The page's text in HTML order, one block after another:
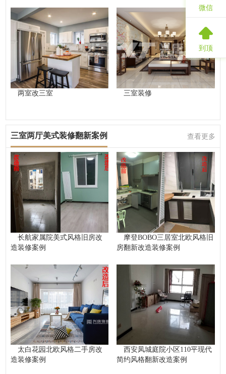
两室改三室 三室装修
三室两厅美式装修翻新案例 查看更多
长航家属院美式风格旧房改
造装修案例
摩登BOBO三居室北欧风格旧
房翻新改造装修案例
太白花园北欧风格二手房改
造装修案例
西安凤城庭院小区110平现代
简约风格翻新改造案例
微信
到顶